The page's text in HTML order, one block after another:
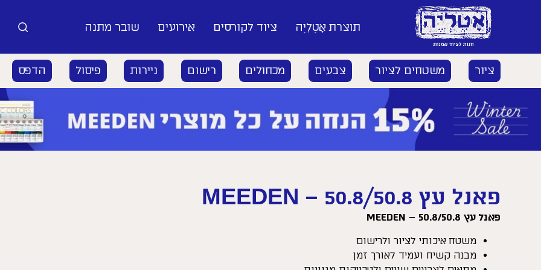
תוצרת אָטֶלְיֶה ציוד לקורסים אירועים שובר מתנה
ציור משטחים לציור צבעים מכחולים רישום ניירות פיסול הדפס
פאנל עץ 50.8/50.8 – MEEDEN
פאנל עץ 50.8/50.8 – MEEDEN
משטח איכותי לציור ולרישום
מבנה קשיח ועמיד לאורך זמן